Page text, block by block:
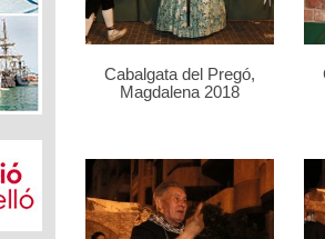
Cabalgata del Pregó,
Magdalena 2018